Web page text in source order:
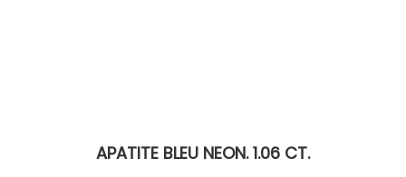
APATITE BLEU NEON. 1.06 CT.